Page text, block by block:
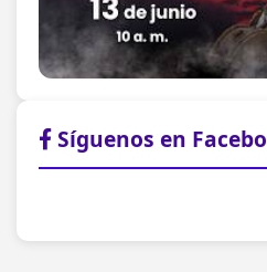
Síguenos en